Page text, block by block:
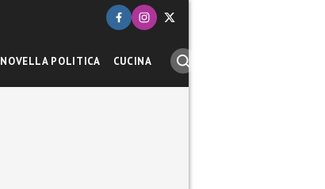
NOVELLA POLITICA CUCINA